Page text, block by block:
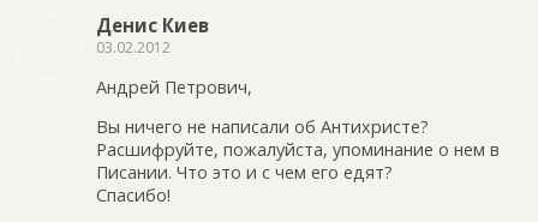
Денис Киев
03.02.2012
Андрей Петрович,
Вы ничего не написали об Антихристе?
Расшифруйте, пожалуйста, упоминание о нем в
Писании. Что это и с чем его едят?
Спасибо!